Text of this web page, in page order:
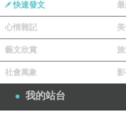
那時我只聽片面的話語是當下
這些吃喝也沒多少錢
嗯...現在我必需說
會做出我很反感
我整個人處於很負
快速發文
心情雜記
藝文欣賞
社會萬象
我的站台